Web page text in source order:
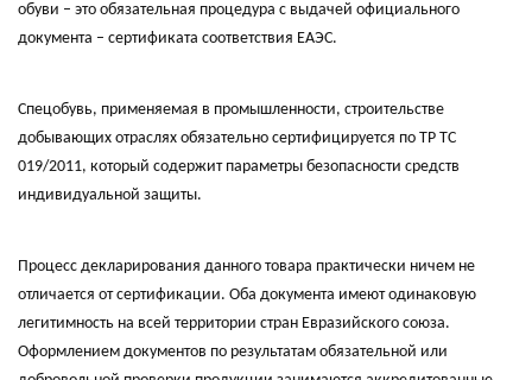
обуви – это обязательная процедура с выдачей официального
документа – сертификата соответствия ЕАЭС.
Спецобувь, применяемая в промышленности, строительстве
добывающих отраслях обязательно сертифицируется по ТР ТС
019/2011, который содержит параметры безопасности средств
индивидуальной защиты.
Процесс декларирования данного товара практически ничем не
отличается от сертификации. Оба документа имеют одинаковую
легитимность на всей территории стран Евразийского союза.
Оформлением документов по результатам обязательной или